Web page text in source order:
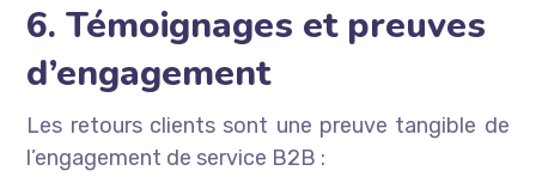
6. Témoignages et preuves
d’engagement
Les retours clients sont une preuve tangible de
l’engagement de service B2B :